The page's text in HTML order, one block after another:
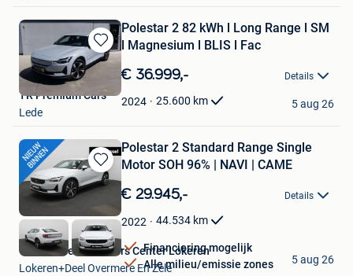
Bewaren
in
Favorieten
Polestar 2 82 kWh l Long Range l SM
l Magnesium l BLIS l Fac
€ 36.999,- Details
2024 25.600 km
TR Premium Cars
Lede
5 aug 26
Bewaren
in
Favorieten
Polestar 2 Standard Range Single
Motor SOH 96% | NAVI | CAME
€ 29.945,- Details
2022 44.534 km
Financiering mogelijk
Alle milieu/emissie zones
Van Mossel Used Cars Center Lokeren
Lokeren+Deel Overmere En Zele
5 aug 26